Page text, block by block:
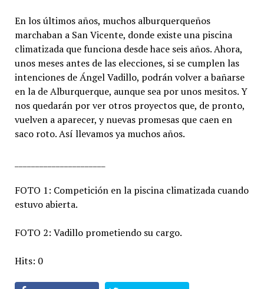
En los últimos años, muchos alburquerqueños
marchaban a San Vicente, donde existe una piscina
climatizada que funciona desde hace seis años. Ahora,
unos meses antes de las elecciones, si se cumplen las
intenciones de Ángel Vadillo, podrán volver a bañarse
en la de Alburquerque, aunque sea por unos mesitos. Y
nos quedarán por ver otros proyectos que, de pronto,
vuelven a aparecer, y nuevas promesas que caen en
saco roto. Así llevamos ya muchos años.
FOTO 1: Competición en la piscina climatizada cuando
estuvo abierta.
FOTO 2: Vadillo prometiendo su cargo.
Hits: 0